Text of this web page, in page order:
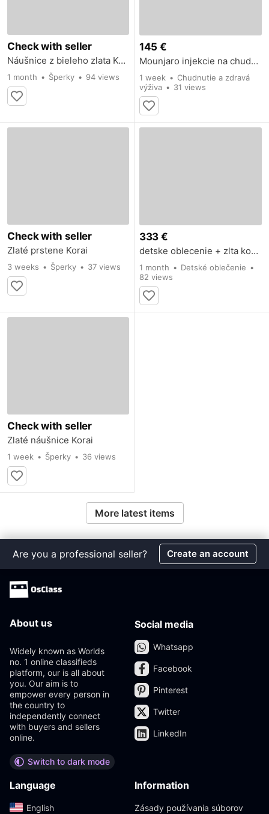
Check with seller
Náušnice z bieleho zlata Korai
1 month Šperky 94 views
145 €
Mounjaro injekcie na chudnutie
1 week
Chudnutie a zdravá
výživa
31 views
Check with seller
Zlaté prstene Korai
3 weeks Šperky 37 views
333 €
detske oblecenie + zlta kopia
1 month
Detské oblečenie
82 views
Check with seller
Zlaté náušnice Korai
1 week Šperky 36 views
More latest items
Are you a professional seller? Create an account
About us
Widely known as Worlds
no. 1 online classifieds
platform, our is all about
you. Our aim is to
empower every person in
the country to
independently connect
with buyers and sellers
online.
Switch to dark mode
Social media
Whatsapp
Facebook
Pinterest
Twitter
LinkedIn
Language
English‎
Information
Zásady používania súborov